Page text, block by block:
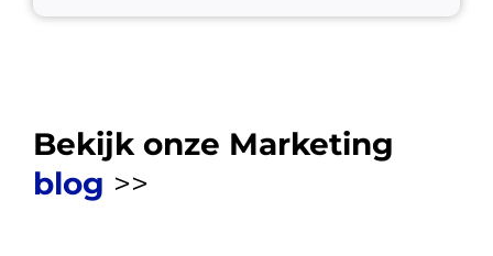
Bekijk onze Marketing
blog >>